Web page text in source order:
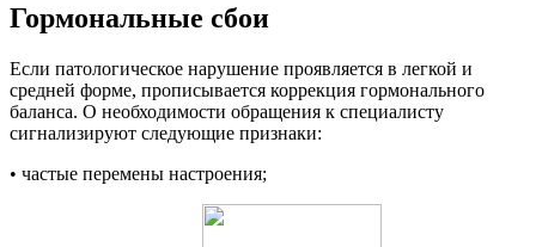
Гормональные сбои
Если патологическое нарушение проявляется в легкой и
средней форме, прописывается коррекция гормонального
баланса. О необходимости обращения к специалисту
сигнализируют следующие признаки:
• частые перемены настроения;